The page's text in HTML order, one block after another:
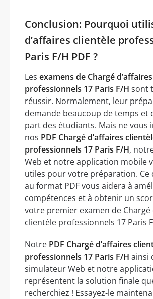
Conclusion: Pourquoi
d’affaires clientèle
Paris F/H PDF ?
Les examens de Chargé
professionnels 17 Paris F/H sont
réussir. Normalement, leur
demande beaucoup de temps et
part des étudiants. Mais ne vous
nos PDF Chargé d’affaires
professionnels 17 Paris F/H,
Web et notre application mobile
utiles pour votre préparation. Ce
au format PDF vous aidera à
compétences et à obtenir un
votre premier examen de Chargé
clientèle professionnels 17 Paris
Notre PDF Chargé d’affaires
professionnels 17 Paris F/H ainsi
simulateur Web et notre
représentent la solution finale
recherchiez ! Essayez-le